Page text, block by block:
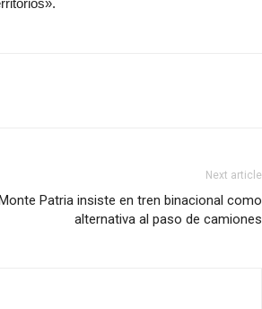
Next article
Patria insiste en tren binacional como
alternativa al paso de camiones